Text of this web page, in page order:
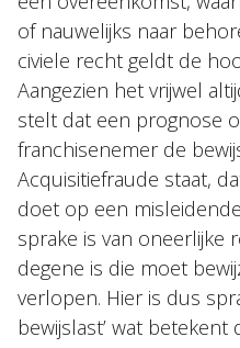
of nauwelijks naar
civiele recht geldt de
Aangezien het vrijwel
stelt dat een prognose
franchisenemer de
Acquisitiefraude staat,
doet op een
sprake is van oneerlijke
degene is die moet
verlopen. Hier is dus
bewijslast’ wat